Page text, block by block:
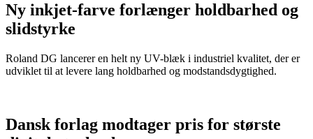
Ny inkjet-farve forlænger holdbarhed og
slidstyrke
Roland DG lancerer en helt ny UV-blæk i industriel kvalitet, der er
udviklet til at levere lang holdbarhed og modstandsdygtighed.
Dansk forlag modtager pris for største